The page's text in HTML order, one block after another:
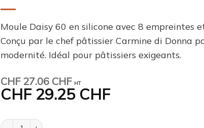
Moule Daisy 60 en silicone avec 8 empreintes
Conçu par le chef pâtissier Carmine di Donna
modernité. Idéal pour pâtissiers exigeants.
CHF27.06 CHF HT
CHF29.25 CHF
quantité de Moule Daisy 60